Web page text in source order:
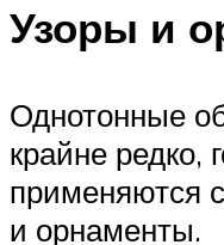
Узоры и
Однотонные
крайне редко,
применяются
и орнаменты.